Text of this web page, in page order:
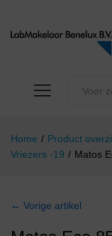
Home / Product
Vriezers -19 / Matos
← Vorige artikel